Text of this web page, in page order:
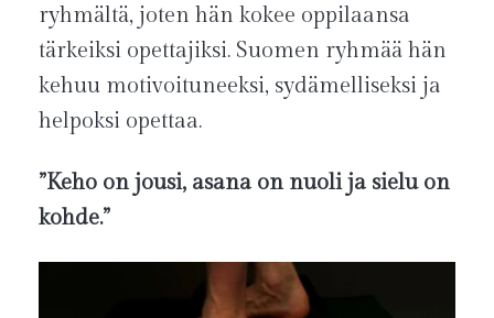
ryhmältä, joten hän kokee oppilaansa
tärkeiksi opettajiksi. Suomen ryhmää hän
kehuu motivoituneeksi, sydämelliseksi ja
helpoksi opettaa.
”Keho on jousi, asana on nuoli ja sielu on
kohde.”